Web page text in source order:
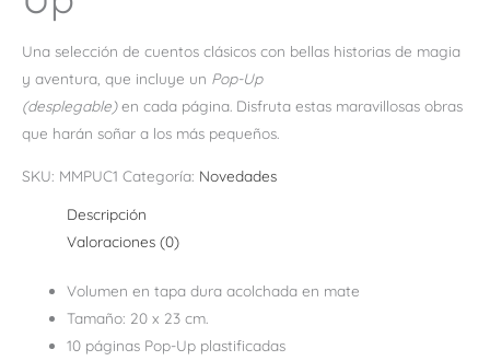
Una selección de cuentos clásicos con bellas historias de magia
y aventura, que incluye un Pop-Up
(desplegable)en cada página. Disfruta estas maravillosas obras
que harán soñar a los más pequeños.
SKU: MMPUC1 Categoría: Novedades
Descripción
Valoraciones (0)
Volumen en tapa dura acolchada en mate
Tamaño: 20 x 23 cm.
10 páginas Pop-Up plastificadas